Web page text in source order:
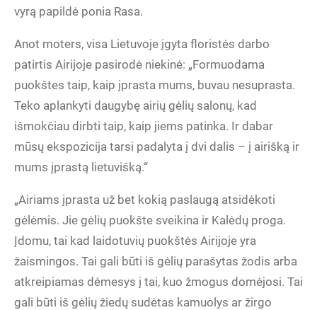
vyrą papildė ponia Rasa.
Anot moters, visa Lietuvoje įgyta floristės darbo
patirtis Airijoje pasirodė niekinė: „Formuodama
puokštes taip, kaip įprasta mums, buvau nesuprasta.
Teko aplankyti daugybę airių gėlių salonų, kad
išmokčiau dirbti taip, kaip jiems patinka. Ir dabar
mūsų ekspozicija tarsi padalyta į dvi dalis – į airišką ir
mums įprastą lietuvišką.“
„Airiams įprasta už bet kokią paslaugą atsidėkoti
gėlėmis. Jie gėlių puokšte sveikina ir Kalėdų proga.
Įdomu, tai kad laidotuvių puokštės Airijoje yra
žaismingos. Tai gali būti iš gėlių parašytas žodis arba
atkreipiamas dėmesys į tai, kuo žmogus domėjosi. Tai
gali būti iš gėlių žiedų sudėtas kamuolys ar žirgo